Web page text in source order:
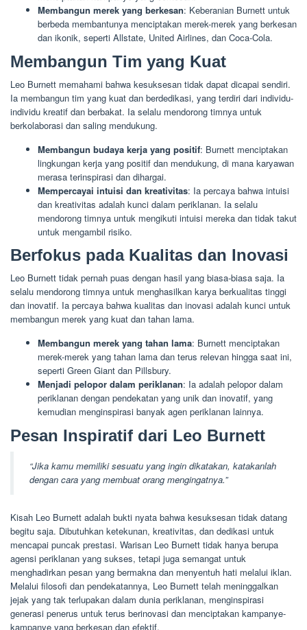
Membangun merek yang berkesan: Keberanian Burnett untuk
berbeda membantunya menciptakan merek-merek yang berkesan
dan ikonik, seperti Allstate, United Airlines, dan Coca-Cola.
Membangun Tim yang Kuat
Leo Burnett memahami bahwa kesuksesan tidak dapat dicapai sendiri.
Ia membangun tim yang kuat dan berdedikasi, yang terdiri dari individu-
individu kreatif dan berbakat. Ia selalu mendorong timnya untuk
berkolaborasi dan saling mendukung.
Membangun budaya kerja yang positif: Burnett menciptakan
lingkungan kerja yang positif dan mendukung, di mana karyawan
merasa terinspirasi dan dihargai.
Mempercayai intuisi dan kreativitas: Ia percaya bahwa intuisi
dan kreativitas adalah kunci dalam periklanan. Ia selalu
mendorong timnya untuk mengikuti intuisi mereka dan tidak takut
untuk mengambil risiko.
Berfokus pada Kualitas dan Inovasi
Leo Burnett tidak pernah puas dengan hasil yang biasa-biasa saja. Ia
selalu mendorong timnya untuk menghasilkan karya berkualitas tinggi
dan inovatif. Ia percaya bahwa kualitas dan inovasi adalah kunci untuk
membangun merek yang kuat dan tahan lama.
Membangun merek yang tahan lama: Burnett menciptakan
merek-merek yang tahan lama dan terus relevan hingga saat ini,
seperti Green Giant dan Pillsbury.
Menjadi pelopor dalam periklanan: Ia adalah pelopor dalam
periklanan dengan pendekatan yang unik dan inovatif, yang
kemudian menginspirasi banyak agen periklanan lainnya.
Pesan Inspiratif dari Leo Burnett
“Jika kamu memiliki sesuatu yang ingin dikatakan, katakanlah
dengan cara yang membuat orang mengingatnya.”
Kisah Leo Burnett adalah bukti nyata bahwa kesuksesan tidak datang
begitu saja. Dibutuhkan ketekunan, kreativitas, dan dedikasi untuk
mencapai puncak prestasi. Warisan Leo Burnett tidak hanya berupa
agensi periklanan yang sukses, tetapi juga semangat untuk
menghadirkan pesan yang bermakna dan menyentuh hati melalui iklan.
Melalui filosofi dan pendekatannya, Leo Burnett telah meninggalkan
jejak yang tak terlupakan dalam dunia periklanan, menginspirasi
generasi penerus untuk terus berinovasi dan menciptakan kampanye-
kampanye yang berkesan dan efektif.